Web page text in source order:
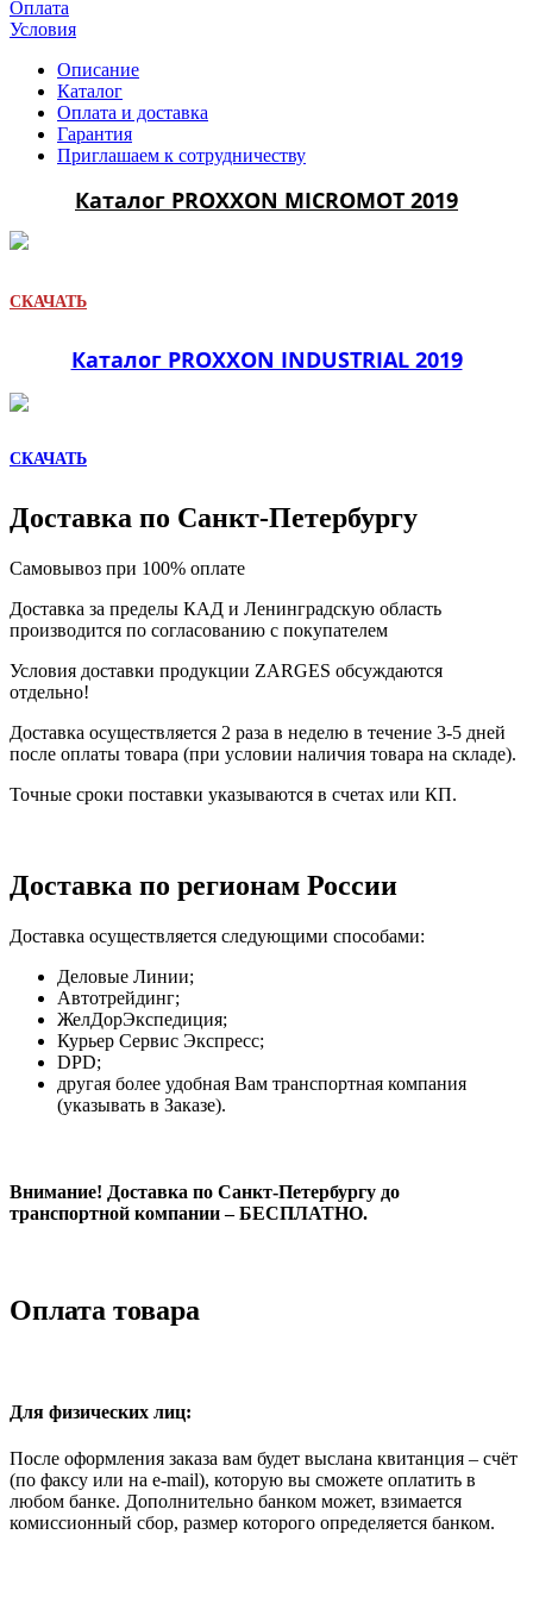
Оплата
Условия
Описание
Каталог
Оплата и доставка
Гарантия
Приглашаем к сотрудничеству
Каталог PROXXON MICROMOT 2019
СКАЧАТЬ
Каталог PROXXON INDUSTRIAL 2019
СКАЧАТЬ
Доставка по Санкт-Петербургу
Самовывоз при 100% оплате
Доставка за пределы КАД и Ленинградскую область
производится по согласованию с покупателем
Условия доставки продукции ZARGES обсуждаются
отдельно!
Доставка осуществляется 2 раза в неделю в течение 3-5 дней
после оплаты товара (при условии наличия товара на складе).
Точные сроки поставки указываются в счетах или КП.
Доставка по регионам России
Доставка осуществляется следующими способами:
Деловые Линии;
Автотрейдинг;
ЖелДорЭкспедиция;
Курьер Сервис Экспресс;
DPD;
другая более удобная Вам транспортная компания
(указывать в Заказе).
Внимание! Доставка по Санкт-Петербургу до
транспортной компании – БЕСПЛАТНО.
Оплата товара
Для физических лиц:
После оформления заказа вам будет выслана квитанция – счёт
(по факсу или на e-mail), которую вы сможете оплатить в
любом банке. Дополнительно банком может, взимается
комиссионный сбор, размер которого определяется банком.